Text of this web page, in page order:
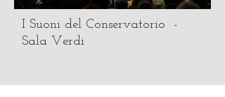
I Suoni del Conservatorio -
Sala Verdi